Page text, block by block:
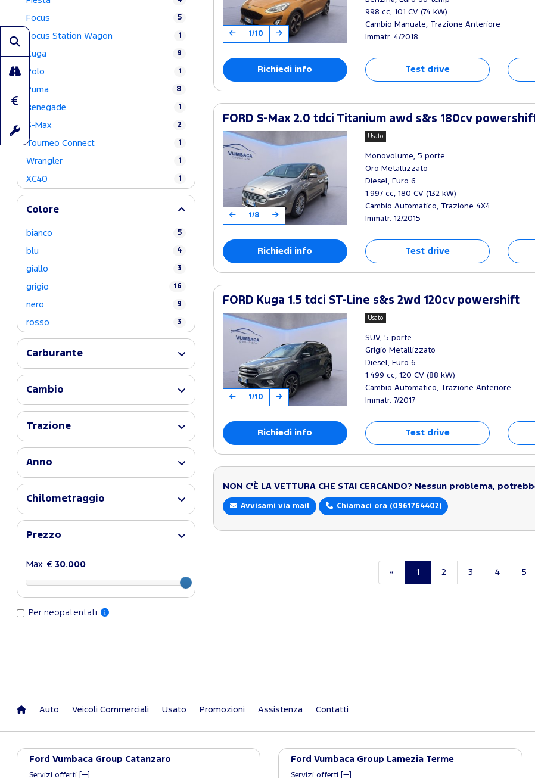
Focus 5
Focus Station Wagon 1
Kuga 9
Polo 1
Puma 8
Renegade 1
S-Max 2
Tourneo Connect 1
Wrangler 1
XC40 1
Colore
bianco 5
blu 4
giallo 3
grigio 16
nero 9
rosso 3
Carburante
Cambio
Trazione
Anno
Chilometraggio
Prezzo
Max: € 30.000
Per neopatentati
1/10
998 cc, 101 CV (74 kW)
Cambio Manuale, Trazione Anteriore
Immatr. 4/2018
Richiedi info Test drive
FORD S-Max 2.0 tdci Titanium awd s&s 180cv
1/8
Usato
Monovolume, 5 porte
Oro Metallizzato
Diesel, Euro 6
1.997 cc, 180 CV (132 kW)
Cambio Automatico, Trazione 4X4
Immatr. 12/2015
Richiedi info Test drive
FORD Kuga 1.5 tdci ST-Line s&s 2wd 120cv powershift
1/10
Usato
SUV, 5 porte
Grigio Metallizzato
Diesel, Euro 6
1.499 cc, 120 CV (88 kW)
Cambio Automatico, Trazione Anteriore
Immatr. 7/2017
Richiedi info Test drive
NON C'È LA VETTURA CHE STAI CERCANDO? Nessun problema,
Avvisami via mail Chiamaci ora (0961764402)
« 1 2 3 4 5
Auto Veicoli Commerciali Usato Promozioni Assistenza Contatti
Ford Vumbaca Group Catanzaro
Servizi offerti [
Ford Vumbaca Group Lamezia Terme
Servizi offerti [